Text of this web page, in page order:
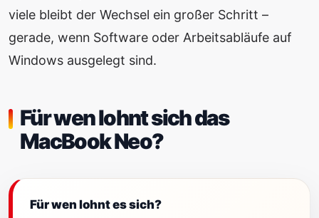
viele bleibt der Wechsel ein großer Schritt –
gerade, wenn Software oder Arbeitsabläufe auf
Windows ausgelegt sind.
Für wen lohnt sich das
MacBook Neo?
Für wen lohnt es sich?